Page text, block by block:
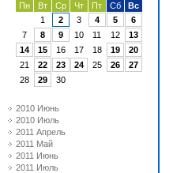
Пн
Вт Ср Чт Пт Сб
Вс
1
2 3 4 5
6
7
8 9 10 11 12
13
14
15 16 17 18 19
20
21
22 23 24 25 26
27
28
29 30
2010 Июнь
2010 Июль
2011 Апрель
2011 Май
2011 Июнь
2011 Июль